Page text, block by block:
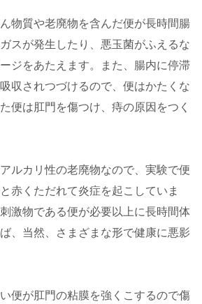
物質や老廃物を含んだ便が長時間腸
スが発生したり、悪玉菌がふえるな
ジをあたえます。また、腸内に停滞
収されつづけるので、便はかたくな
便は肛門を傷つけ、痔の原因をつく
ルカリ性の老廃物なので、実験で便
赤くただれて炎症を起こしていま
激物である便が必要以上に長時間体
、当然、さまざまな形で健康に悪影
便が肛門の粘膜を強くこするので傷